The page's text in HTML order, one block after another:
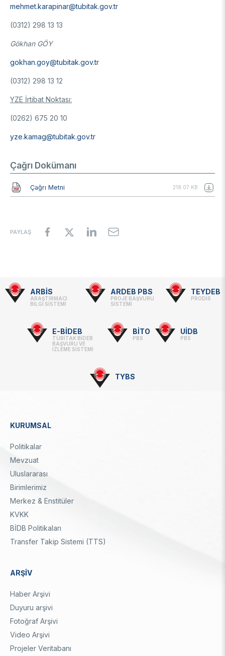
mehmet.karapinar@tubitak.gov.tr
(0312) 298 13 13
Gökhan GÖY
gokhan.goy@tubitak.gov.tr
(0312) 298 13 12
YZE İrtibat Noktası:
(0262) 675 20 10
yze.kamag@tubitak.gov.tr
Çağrı Dokümanı
Belge
Çağrı Metni 218.07 KB
PAYLAŞ
Footer
Linkler
ARBİS
ARAŞTIRMACI
BİLGİ SİSTEMİ
ARDEB PBS
PROJE BAŞVURU
SİSTEMİ
TEYDEB
PRODİS
E-BİDEB
TÜBİTAK BİDEB
BAŞVURU VE
İZLEME SİSTEMİ
BİTO
PBS
UİDB
PBS
TYBS
Dipnot
KURUMSAL
Politikalar
Mevzuat
Uluslararası
Birimlerimiz
Merkez & Enstitüler
KVKK
BİDB Politikaları
Transfer Takip Sistemi (TTS)
ARŞİV
Haber Arşivi
Duyuru arşivi
Fotoğraf Arşivi
Video Arşivi
Projeler Veritabanı